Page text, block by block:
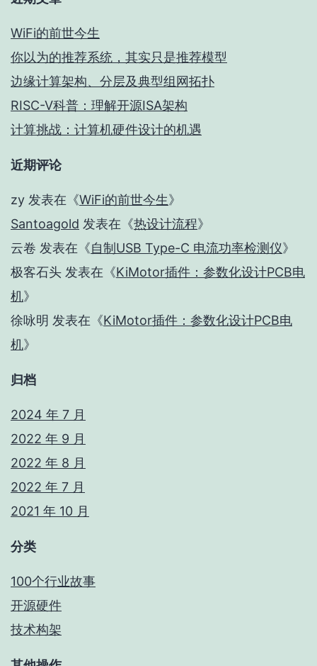
WiFi的前世今生
你以为的推荐系统，其实只是推荐模型
边缘计算架构、分层及典型组网拓扑
RISC-V科普：理解开源ISA架构
计算挑战：计算机硬件设计的机遇
近期评论
zy 发表在《WiFi的前世今生》
Santoagold 发表在《热设计流程》
云卷 发表在《自制USB Type-C 电流功率检测仪》
极客石头 发表在《KiMotor插件：参数化设计PCB电
机》
徐咏明 发表在《KiMotor插件：参数化设计PCB电
机》
归档
2024 年 7 月
2022 年 9 月
2022 年 8 月
2022 年 7 月
2021 年 10 月
分类
100个行业故事
开源硬件
技术构架